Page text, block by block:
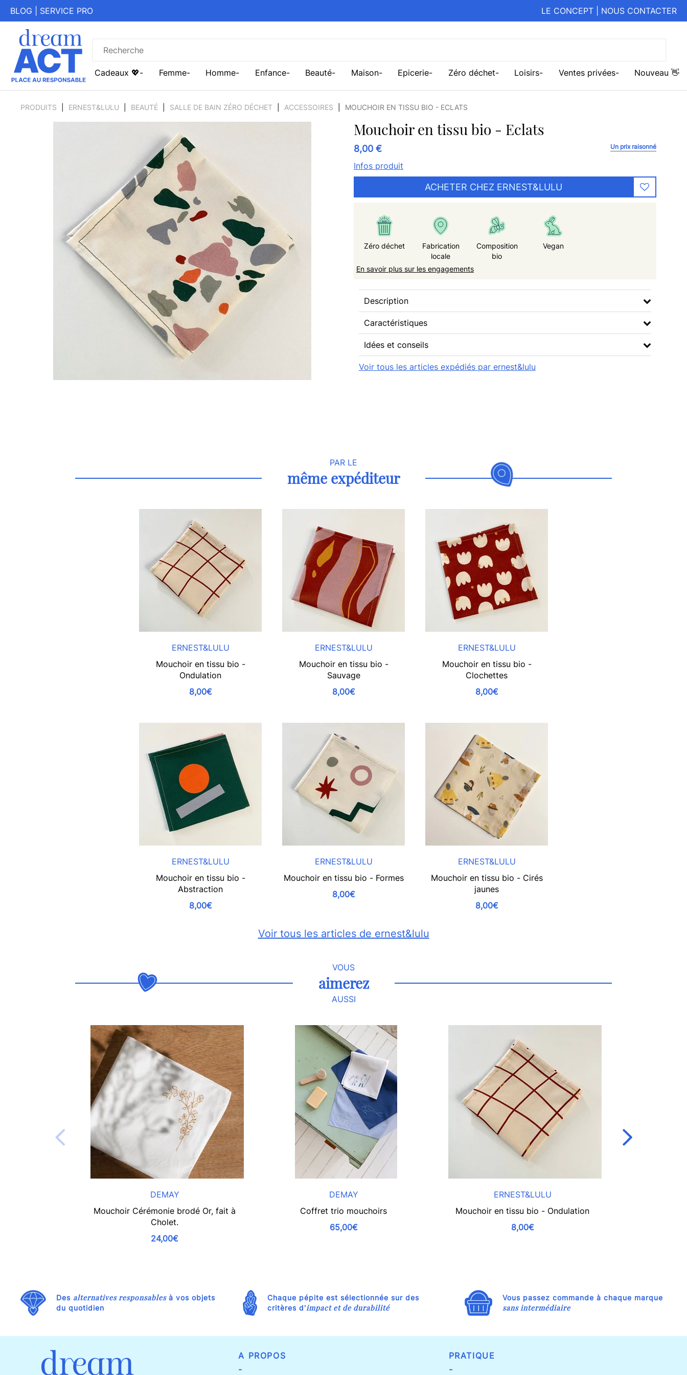
BLOG SERVICE PRO LE CONCEPT NOUS CONTACTER
Cadeaux 💖 Femme Homme Enfance Beauté Maison Epicerie Zéro déchet Loisirs Ventes privées Nouveau 👋
PRODUITS ERNEST&LULU BEAUTÉ SALLE DE BAIN ZÉRO DÉCHET ACCESSOIRES MOUCHOIR EN TISSU BIO - ECLATS
Mouchoir en tissu bio - Eclats
8,00 € Un prix raisonné
Infos produit
ACHETER CHEZ ERNEST&LULU
Zéro déchet
Fabrication
locale
Composition
bio
Vegan
En savoir plus sur les engagements
Description
Caractéristiques
Idées et conseils
Voir tous les articles expédiés par ernest&lulu
PAR LE
même expéditeur
ERNEST&LULU
Mouchoir en tissu bio -
Ondulation
8,00€
ERNEST&LULU
Mouchoir en tissu bio -
Sauvage
8,00€
ERNEST&LULU
Mouchoir en tissu bio -
Clochettes
8,00€
ERNEST&LULU
Mouchoir en tissu bio -
Abstraction
8,00€
ERNEST&LULU
Mouchoir en tissu bio - Formes
8,00€
ERNEST&LULU
Mouchoir en tissu bio - Cirés
jaunes
8,00€
Voir tous les articles de ernest&lulu
VOUS
aimerez
AUSSI
DEMAY
Mouchoir Cérémonie brodé Or, fait à
Cholet.
24,00€
DEMAY
Coffret trio mouchoirs
65,00€
ERNEST&LULU
Mouchoir en tissu bio - Ondulation
8,00€
Des alternatives responsablesà vos objets
du quotidien
Chaque pépite est sélectionnée sur des
critères d'impact et de durabilité
Vous passez commande à chaque marque
sans intermédiaire
A PROPOS
-
PRATIQUE
-